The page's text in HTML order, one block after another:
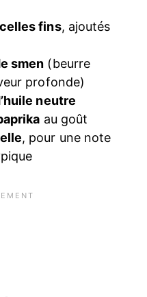
fins, ajoutés
smen (beurre
profonde)
neutre
au goût
, pour une note